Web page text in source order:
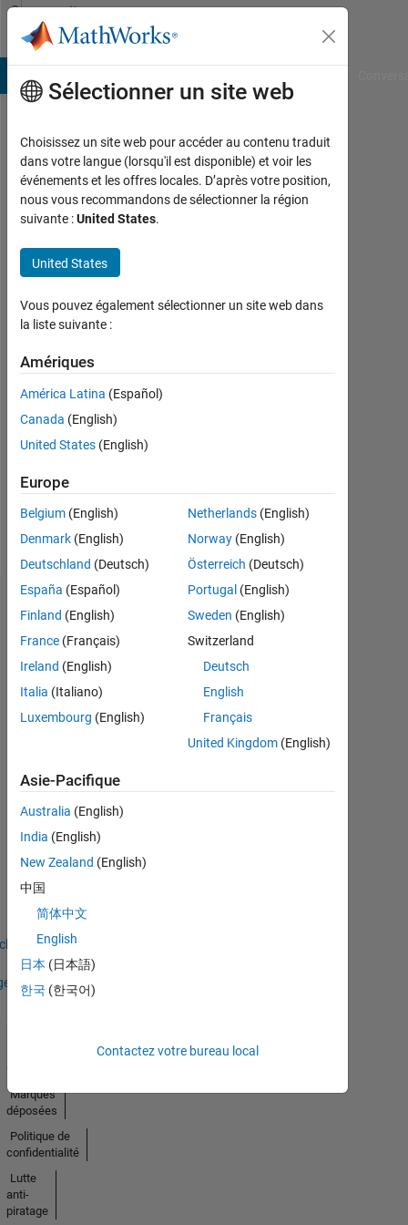
Passer au contenu
Community
Profile
Ali
Last
seen:
plus
de 3
ans il
|
Actif
2022
Followers:
0
Ali's
Badges
MATLAB
AnswersTout
Thankful Level 3
05 Oct 2022
Sélectionner un site web
Choisissez un site web pour accéder au contenu traduit
dans votre langue (lorsqu'il est disponible) et voir les
événements et les offres locales. D’après votre position,
nous vous recommandons de sélectionner la région
suivante :United States.
United States
Vous pouvez également sélectionner un site web dans
la liste suivante :
Amériques
América Latina (Español)
Canada (English)
United States (English)
Europe
Belgium (English)
Denmark (English)
Deutschland (Deutsch)
España (Español)
Finland (English)
France (Français)
Ireland (English)
Italia (Italiano)
Luxembourg (English)
Netherlands(English)
Norway(English)
Österreich (Deutsch)
Portugal (English)
Sweden (English)
Switzerland
Deutsch
English
Français
United Kingdom(English)
Asie-Pacifique
Australia (English)
India (English)
New Zealand (English)
中国
简体中文
English
日本 (日本語)
한국 (한국어)
Contactez votre bureau local
Marques
déposées
Politique de
confidentialité
Lutte
anti-
piratage